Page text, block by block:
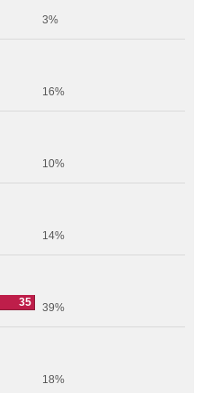
3%
16%
10%
14%
35 39%
18%